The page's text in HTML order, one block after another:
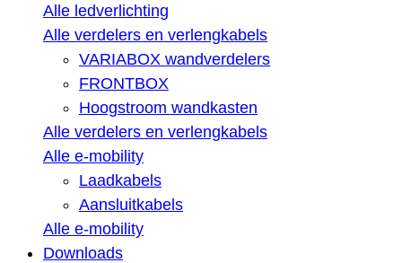
Alle ledverlichting
Alle verdelers en verlengkabels
VARIABOX wandverdelers
FRONTBOX
Hoogstroom wandkasten
Alle verdelers en verlengkabels
Alle e-mobility
Laadkabels
Aansluitkabels
Alle e-mobility
Downloads